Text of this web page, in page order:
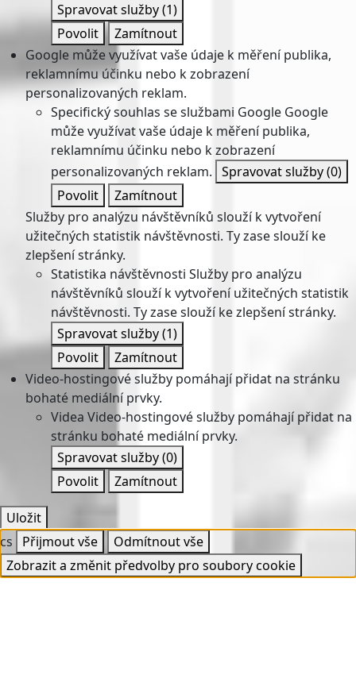
Spravovat služby(1)
Povolit
Zamítnout
Google může využívat vaše údaje k měření publika,
reklamnímu účinku nebo k zobrazení
personalizovaných reklam.
Specifický souhlas se službami Google Google
může využívat vaše údaje k měření publika,
reklamnímu účinku nebo k zobrazení
personalizovaných reklam. Spravovat služby(0)
Povolit
Zamítnout
Služby pro analýzu návštěvníků slouží k vytvoření
užitečných statistik návštěvnosti. Ty zase slouží ke
zlepšení stránky.
Statistika návštěvnosti Služby pro analýzu
návštěvníků slouží k vytvoření užitečných statistik
návštěvnosti. Ty zase slouží ke zlepšení stránky.
Spravovat služby(1)
Povolit
Zamítnout
Video-hostingové služby pomáhají přidat na stránku
bohaté mediální prvky.
Videa Video-hostingové služby pomáhají přidat na
stránku bohaté mediální prvky.
Spravovat služby(0)
Povolit
Zamítnout
Uložit
cs
Přijmout vše
Odmítnout vše
Zobrazit a změnit předvolby pro soubory cookie